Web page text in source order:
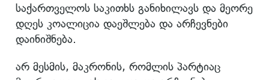
საქართველოს საკითხს განიხილავს და მეორე
დღეს კოალიცია დაეშლება და არჩევნები
დაინიშნება.
არ მესმის, მაკრონის, რომლის პარტიაც